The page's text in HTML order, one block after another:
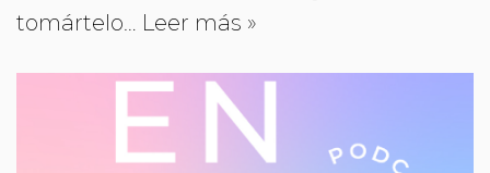
tomártelo… Leer más »